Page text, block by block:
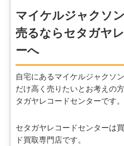
マイケルジャクソ
売るならセタガヤ
ーへ
自宅にあるマイケルジャクソ
だけ高く売りたいとお考えの
タガヤレコードセンターです。
セタガヤレコードセンターは
ド買取専門店です。